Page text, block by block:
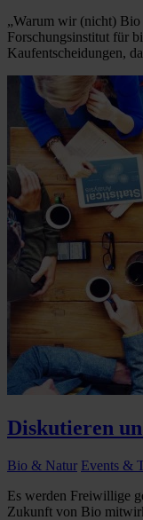
„Warum wir (nicht)
Forschungsinstitut für
Kaufentscheidungen,
Diskutieren
Bio & Natur Events &
Es werden Freiwillige
Zukunft von Bio